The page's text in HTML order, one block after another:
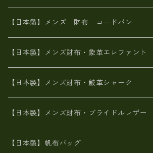
メタリック
革友禅染め
ポーテッド
メタリック
革友禅染め
山羊革
火山灰染め
名刺入れ・キーケース、他
象革エレファント【日本製】メンズ 財布
鮫革シャーク【日本製】メンズ 財布
ブライドルレザー【日本製】メンズ 財布
MAISON de HIROAN 【日本製】メンズ 財布
栃木レザー 【日本製】メンズ 財布
【日本製】メンズ 財布 コードバン
【日本製】メンズ財布・象革エレファント
【日本製】メンズ財布・鮫革シャーク
【日本製】メンズ財布・ブライドルレザー
【日本製】帆布バッグ